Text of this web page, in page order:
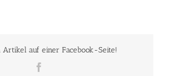
Artikel auf einer Facebook-Seite!